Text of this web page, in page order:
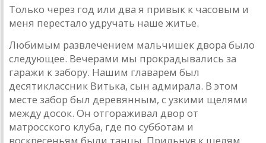
Только через год или два я привык к часовым и
меня перестало удручать наше житье.
Любимым развлечением мальчишек двора было
следующее. Вечерами мы прокрадывались за
гаражи к забору. Нашим главарем был
десятиклассник Витька, сын адмирала. В этом
месте забор был деревянным, с узкими щелями
между досок. Он отгораживал двор от
матросского клуба, где по субботам и